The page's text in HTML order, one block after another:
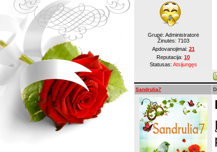
Grupė: Administratorė
Žinutės: 7103
Apdovanojimai: 21
Reputacija: 10
Statusas: Atsijungęs
Sandrulia7